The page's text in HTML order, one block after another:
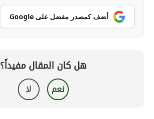
أضف كمصدر مفضل على Google
هل كان المقال مفيداً؟
نعم لا